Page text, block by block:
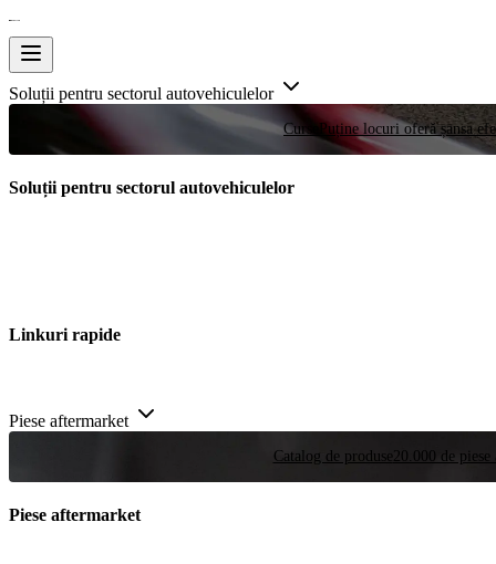
Soluții pentru sectorul autovehiculelor
Curse Puține locuri oferă șansa
Soluții pentru sectorul autovehiculelor
Linkuri rapide
Piese aftermarket
Catalog de produse 20.000 de
Piese aftermarket